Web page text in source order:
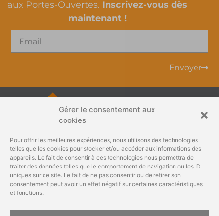
Gérer le consentement aux
cookies
Pour offrir les meilleures expériences, nous utilisons des technologies
telles que les cookies pour stocker et/ou accéder aux informations des
appareils. Le fait de consentir à ces technologies nous permettra de
traiter des données telles que le comportement de navigation ou les ID
uniques sur ce site. Le fait de ne pas consentir ou de retirer son
consentement peut avoir un effet négatif sur certaines caractéristiques
et fonctions.
aux Portes-Ouvertes. Inscrivez-vous dès
maintenant !
Envoyer
info@gehlenimmo.be
+32 87 60 11 40
Rue du Bosquet 3
4890 Thimister-Clermont
Abonnez-vous et recevez en
exclusivité nos actualités,